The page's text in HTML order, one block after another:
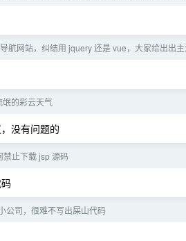
航网站，纠结用 jquery 还是 vue，大家给出出主
氓的彩云天气
没有问题的
禁止下载 jsp 源码
公司，很难不写出屎山代码